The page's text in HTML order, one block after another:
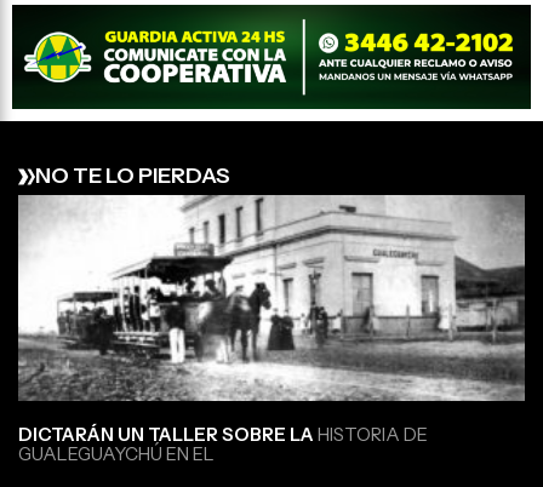
NO TE LO PIERDAS
DICTARÁN UN TALLER SOBRE LA HISTORIA DE
GUALEGUAYCHÚ EN EL